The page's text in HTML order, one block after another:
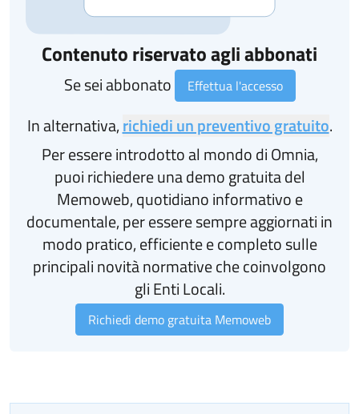
Contenuto riservato agli abbonati
Se sei abbonato Effettua l'accesso
In alternativa,richiedi un preventivo gratuito.
Per essere introdotto al mondo di Omnia,
puoi richiedere una demo gratuita del
Memoweb, quotidiano informativo e
documentale, per essere sempre aggiornati in
modo pratico, efficiente e completo sulle
principali novità normative che coinvolgono
gli Enti Locali.
Richiedi demo gratuita Memoweb